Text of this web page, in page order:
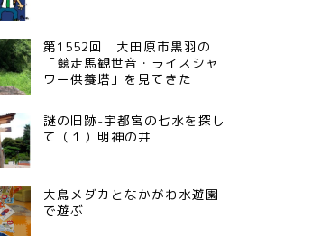
第1552回 大田原市黒羽の
「競走馬観世音・ライスシャ
ワー供養塔」を見てきた
謎の旧跡-宇都宮の七水を探し
て（１）明神の井
大鳥メダカとなかがわ水遊園
で遊ぶ